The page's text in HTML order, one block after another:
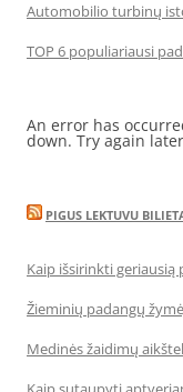
Automobilio turbinų
TOP 6 populiariausi
An error has
down. Try again
PIGUS LEKTUVU
Kaip išsirinkti geriausią
Žieminių padangų
Medinės žaidimų